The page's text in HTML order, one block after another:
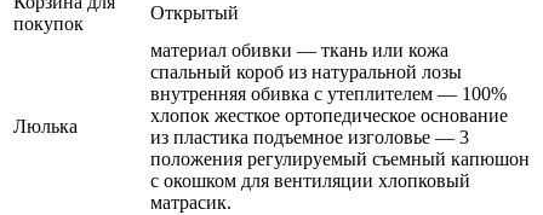
покупок
Открытый
Люлька
материал обивки — ткань или кожа
спальный короб из натуральной лозы
внутренняя обивка с утеплителем — 100%
хлопок жесткое ортопедическое основание
из пластика подъемное изголовье — 3
положения регулируемый съемный капюшон
с окошком для вентиляции хлопковый
матрасик.